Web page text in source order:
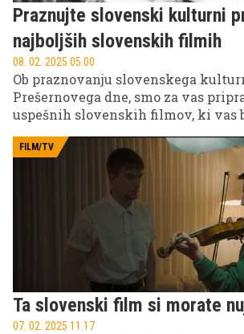
Praznujte slovenski kulturni
najboljših slovenskih filmih
08. 02. 2025 05.00
Ob praznovanju slovenskega
Prešernovega dne, smo za vas
uspešnih slovenskih filmov, ki vas
ki ga boste preživeli v dobri družbi,
osvetljujejo slovensko kulturo.
FILM/TV
Ta slovenski film si morate
07. 02. 2025 11.17